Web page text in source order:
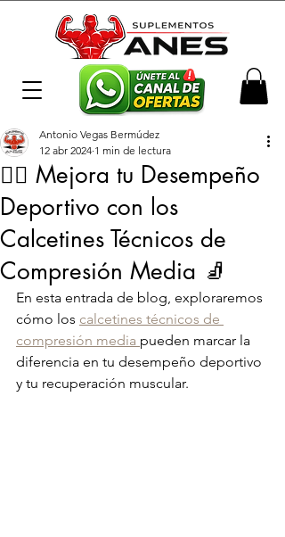
🏃‍♂️ Mejora tu Desempeño
Deportivo con los
Calcetines Técnicos de
Compresión Media 🧦
Antonio Vegas Bermúdez
12 abr 2024 1 min de lectura
En esta entrada de blog, exploraremos
cómo los calcetines técnicos de
compresión media pueden marcar la
diferencia en tu desempeño deportivo
y tu recuperación muscular.